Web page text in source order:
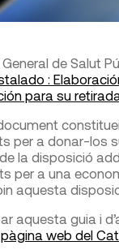
de Salut
:
para su
per a donar-los
la disposició
per a una
aquesta
aquesta guia i
web del